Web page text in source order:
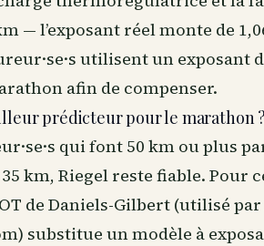
— l’exposant réel monte de
utilisent un
afin de compenser.
prédicteur pour le marathon ?
qui font 50 km ou plus
km, Riegel reste fiable. Pour
de Daniels-Gilbert (utilisé
substitue un modèle à